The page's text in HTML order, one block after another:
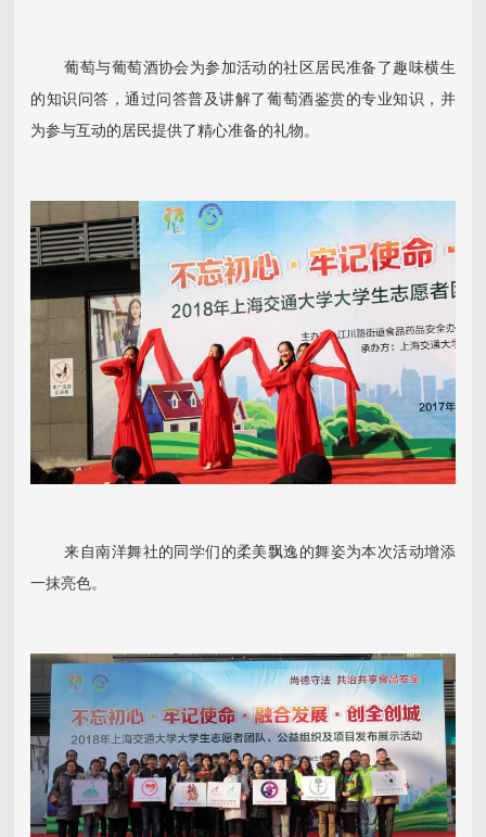
葡萄与葡萄酒协会为参加活动的社区居民准备了趣味横生
的知识问答，通过问答普及讲解了葡萄酒鉴赏的专业知识，并
为参与互动的居民提供了精心准备的礼物。
来自南洋舞社的同学们的柔美飘逸的舞姿为本次活动增添
一抹亮色。